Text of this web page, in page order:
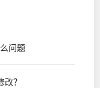
问题
？